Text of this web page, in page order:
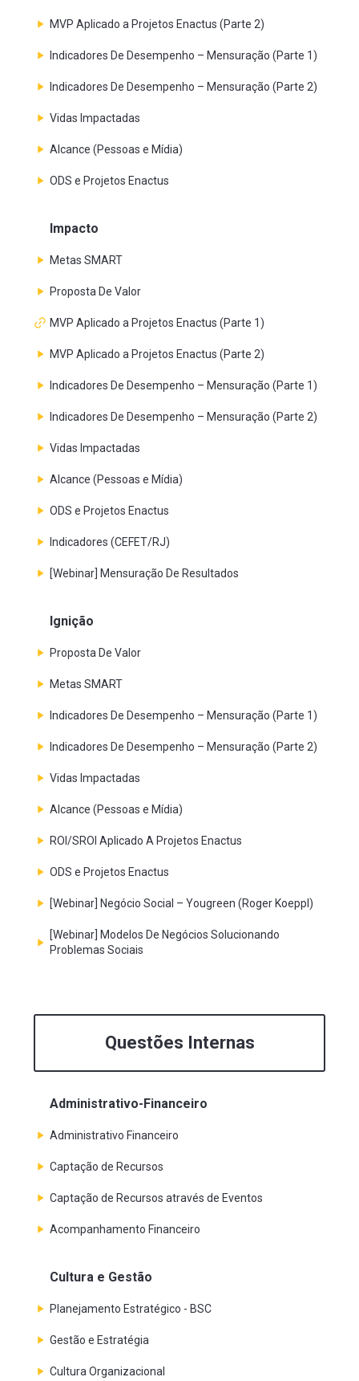
MVP Aplicado a Projetos Enactus (Parte 2)
Indicadores De Desempenho – Mensuração (Parte 1)
Indicadores De Desempenho – Mensuração (Parte 2)
Vidas Impactadas
Alcance (Pessoas e Mídia)
ODS e Projetos Enactus
Impacto
Metas SMART
Proposta De Valor
MVP Aplicado a Projetos Enactus (Parte 1)
MVP Aplicado a Projetos Enactus (Parte 2)
Indicadores De Desempenho – Mensuração (Parte 1)
Indicadores De Desempenho – Mensuração (Parte 2)
Vidas Impactadas
Alcance (Pessoas e Mídia)
ODS e Projetos Enactus
Indicadores (CEFET/RJ)
[Webinar] Mensuração De Resultados
Ignição
Proposta De Valor
Metas SMART
Indicadores De Desempenho – Mensuração (Parte 1)
Indicadores De Desempenho – Mensuração (Parte 2)
Vidas Impactadas
Alcance (Pessoas e Mídia)
ROI/SROI Aplicado A Projetos Enactus
ODS e Projetos Enactus
[Webinar] Negócio Social – Yougreen (Roger Koeppl)
[Webinar] Modelos De Negócios Solucionando
Problemas Sociais
Questões Internas
Administrativo-Financeiro
Administrativo Financeiro
Captação de Recursos
Captação de Recursos através de Eventos
Acompanhamento Financeiro
Cultura e Gestão
Planejamento Estratégico - BSC
Gestão e Estratégia
Cultura Organizacional